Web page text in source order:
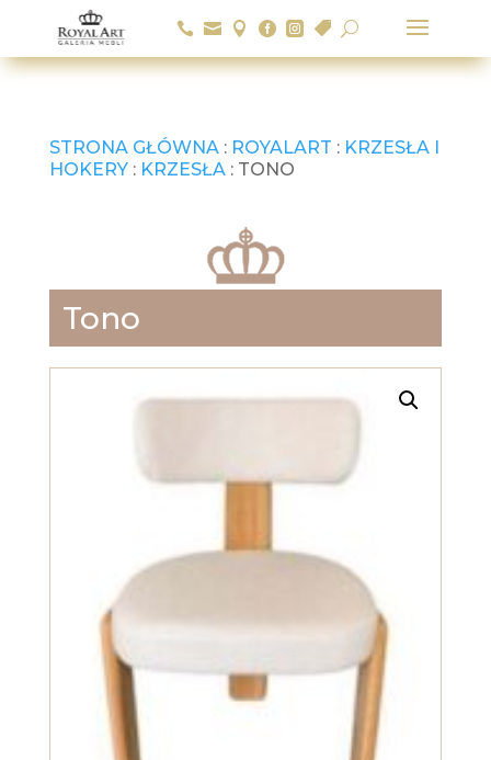
      U
STRONA GŁÓWNA: ROYALART : KRZESŁA I
HOKERY: KRZESŁA: TONO
Tono